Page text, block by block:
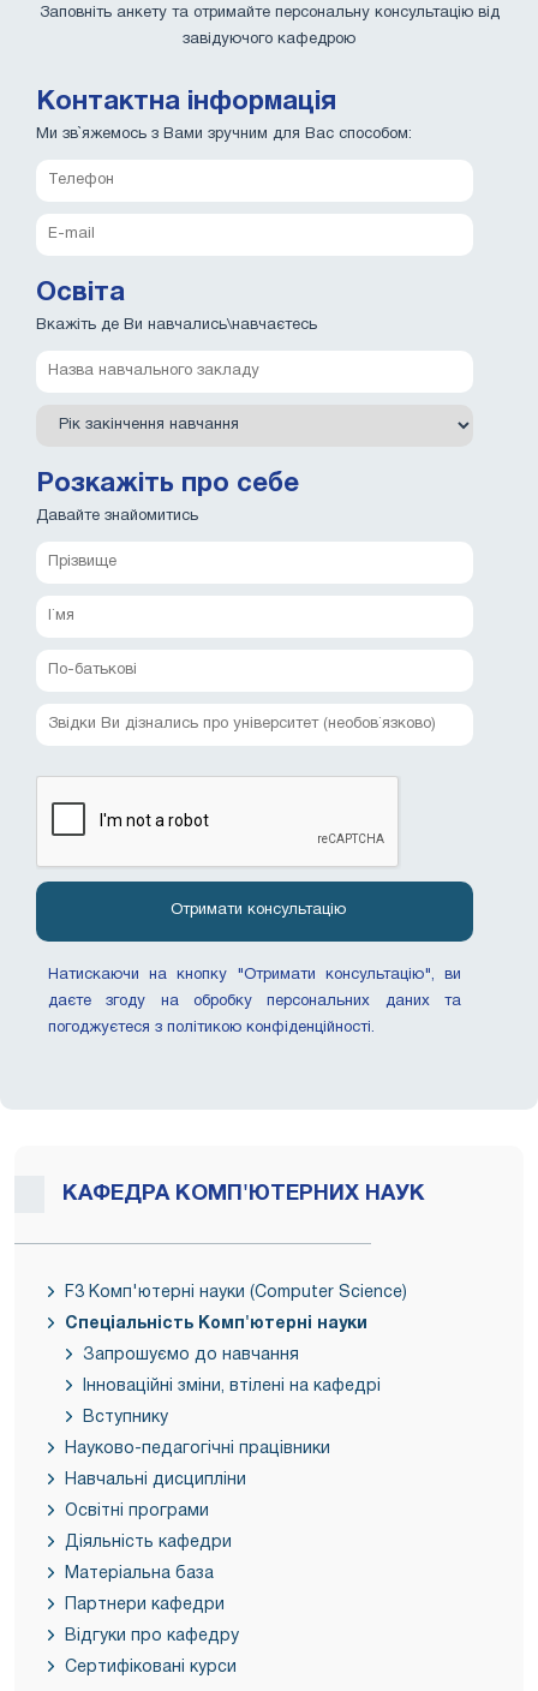
Заповніть анкету та отримайте персональну консультацію від
завідуючого кафедрою
Контактна інформація
Ми зв`яжемось з Вами зручним для Вас способом:
Освіта
Вкажіть де Ви навчались\навчаєтесь
Розкажіть про себе
Давайте знайомитись
Натискаючи на кнопку "Отримати консультацію", ви
даєте згоду на обробку персональних даних та
погоджуєтеся з політикою конфіденційності.
КАФЕДРА КОМП'ЮТЕРНИХ НАУК
F3 Комп'ютерні науки (Computer Science)
Спеціальність Комп'ютерні науки
Запрошуємо до навчання
Інноваційні зміни, втілені на кафедрі
Вступнику
Науково-педагогічні працівники
Навчальні дисципліни
Освітні програми
Діяльність кафедри
Матеріальна база
Партнери кафедри
Відгуки про кафедру
Cертифіковані курси